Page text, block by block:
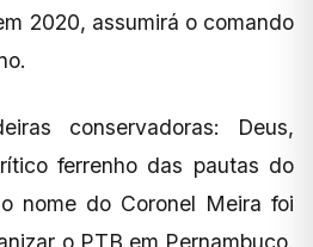
2020, assumirá o comando
conservadoras: Deus,
ferrenho das pautas do
nome do Coronel Meira foi